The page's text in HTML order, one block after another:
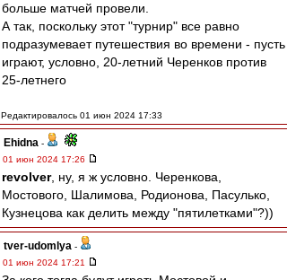
больше матчей провели.
А так, поскольку этот "турнир" все равно
подразумевает путешествия во времени - пусть
играют, условно, 20-летний Черенков против
25-летнего
Редактировалось 01 июн 2024 17:33
Ehidna -
01 июн 2024 17:26
revolver, ну, я ж условно. Черенкова,
Мостового, Шалимова, Родионова, Пасулько,
Кузнецова как делить между "пятилетками"?))
tver-udomlya -
01 июн 2024 17:21